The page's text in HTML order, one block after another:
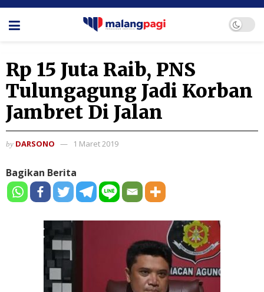
Rp 15 Juta Raib, PNS
Tulungagung Jadi Korban
Jambret Di Jalan
by DARSONO 1 Maret 2019
Bagikan Berita